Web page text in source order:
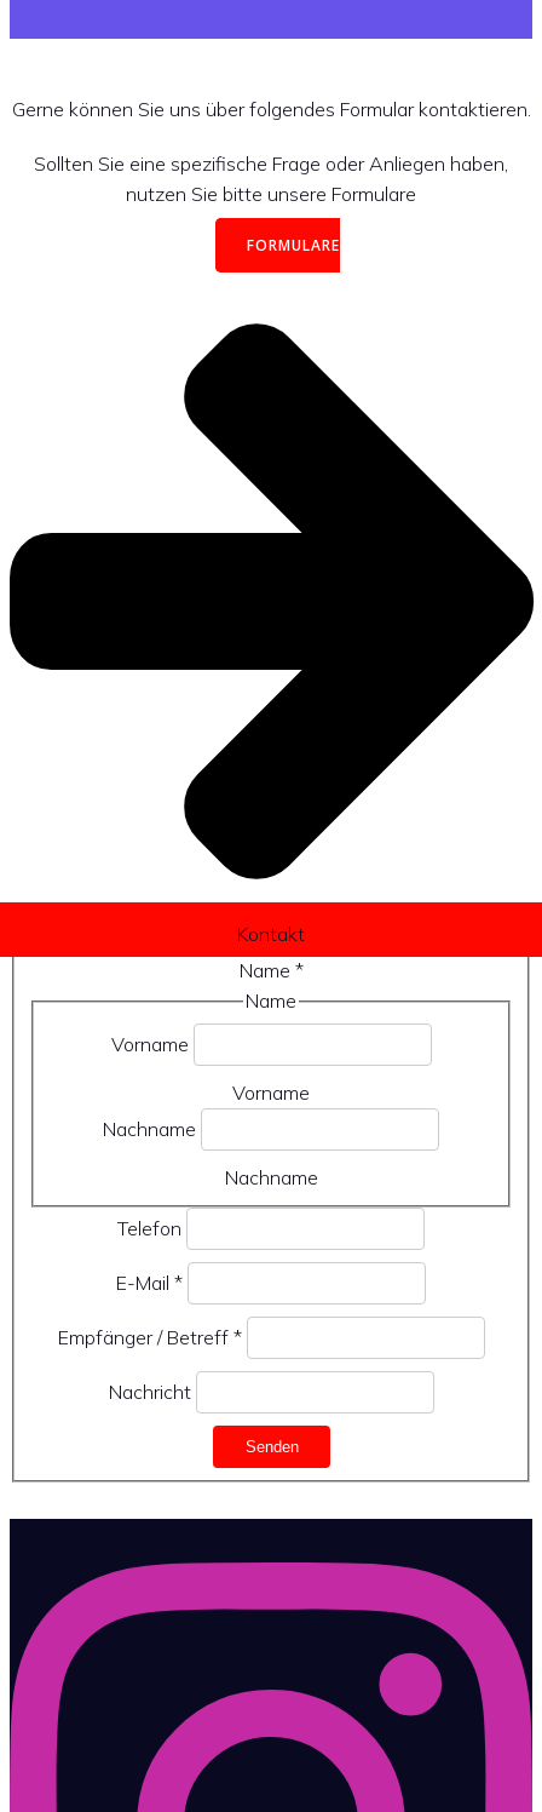
Gerne können Sie uns über folgendes Formular kontaktieren.
Sollten Sie eine spezifische Frage oder Anliegen haben,
nutzen Sie bitte unsere Formulare
FORMULARE
Kontakt
Name *
Name
Vorname
Vorname
Nachname
Nachname
Telefon
E-Mail *
Empfänger / Betreff *
Nachricht
Senden